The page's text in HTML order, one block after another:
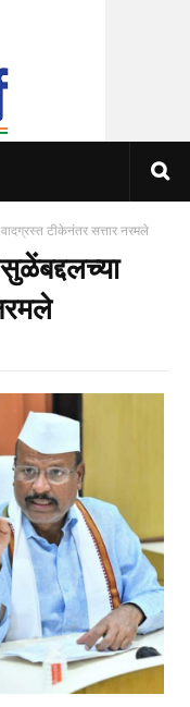
वादग्रस्त टीकेनंतर सत्तार नरमले